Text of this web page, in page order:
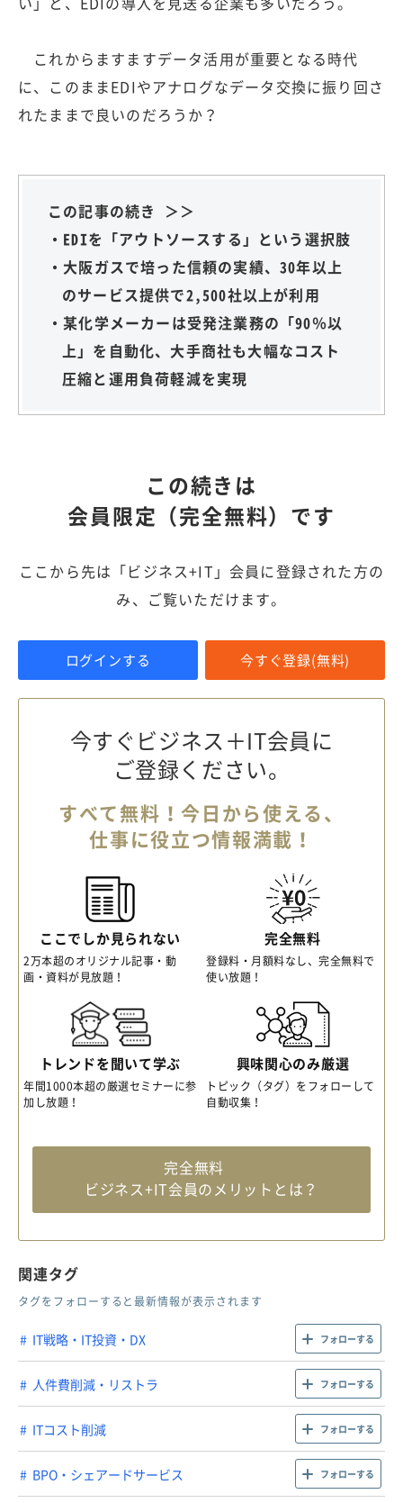
これからますますデータ活用が重要となる時代
に、このままEDIやアナログなデータ交換に振り回さ
れたままで良いのだろうか？
この記事の続き ＞＞
・EDIを「アウトソースする」という選択肢
・大阪ガスで培った信頼の実績、30年以上
のサービス提供で2,500社以上が利用
・某化学メーカーは受発注業務の「90％以
上」を自動化、大手商社も大幅なコスト
圧縮と運用負荷軽減を実現
この続きは
会員限定（完全無料）です
ここから先は「ビジネス+IT」会員に登録された方の
み、ご覧いただけます。
ログインする 今すぐ登録(無料)
今すぐビジネス＋IT会員に
ご登録ください。
すべて無料！今日から使える、
仕事に役立つ情報満載！
ここでしか見られない
2万本超のオリジナル記事・動
画・資料が見放題！
完全無料
登録料・月額料なし、完全無料で
使い放題！
トレンドを聞いて学ぶ
年間1000本超の厳選セミナーに参
加し放題！
興味関心のみ厳選
トピック（タグ）をフォローして
自動収集！
完全無料
ビジネス+IT会員のメリットとは？
関連タグ
タグをフォローすると最新情報が表示されます
IT戦略・IT投資・DX フォローする
人件費削減・リストラ フォローする
ITコスト削減 フォローする
BPO・シェアードサービス フォローする